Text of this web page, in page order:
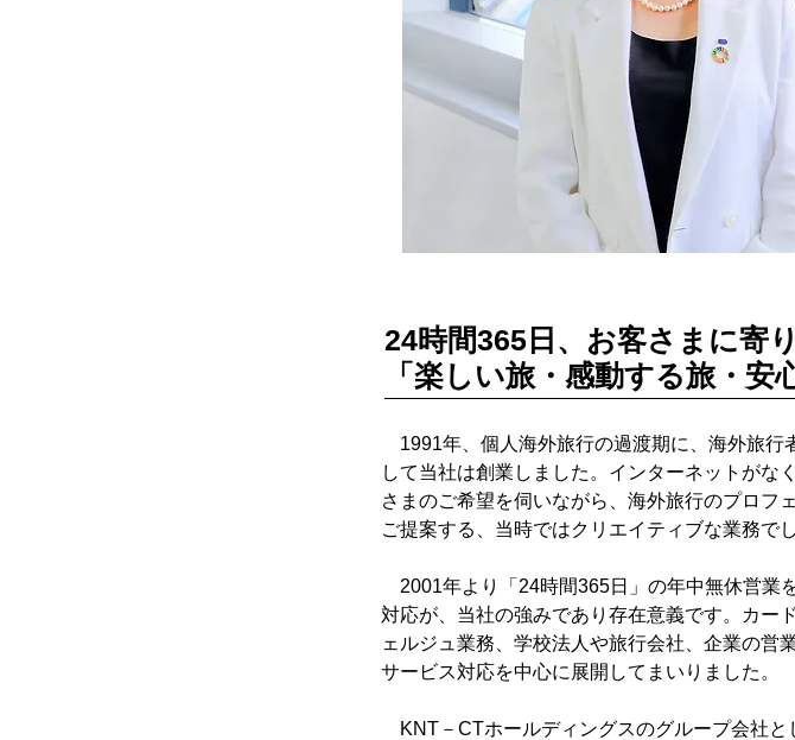
24時間365日、お客さまに寄
「楽しい旅・感動する旅・
1991年、個人海外旅行の過渡期に、海外旅行
して当社は創業しました。インターネットがな
さまのご希望を伺いながら、海外旅行のプロフ
ご提案する、当時ではクリエイティブな業務でし
2001年より「24時間365日」の年中無休営業
対応が、当社の強みであり存在意義です。カー
ェルジュ業務、学校法人や旅行会社、企業の営
サービス対応を中心に展開してまいりました。
KNT－CTホールディングスのグループ会社と